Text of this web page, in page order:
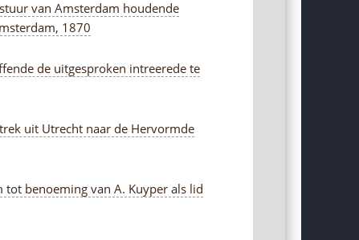
van Amsterdam houdende
1870
de uitgesproken intreerede te
uit Utrecht naar de Hervormde
tot benoeming van A. Kuyper als lid